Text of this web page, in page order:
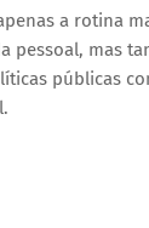
a rotina
pessoal, mas
públicas